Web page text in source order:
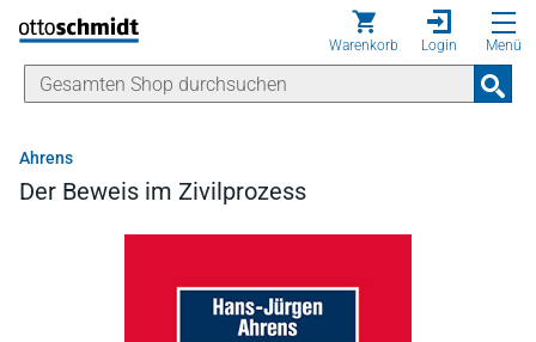
Direkt zum Inhalt
Warenkorb Login Menü
Ahrens
Der Beweis im Zivilprozess